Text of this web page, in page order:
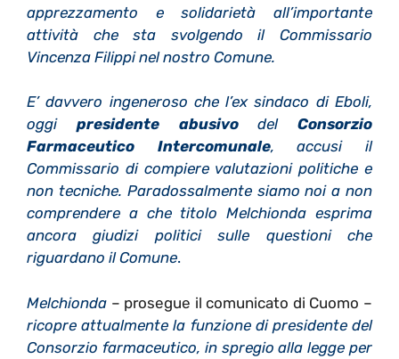
apprezzamento e solidarietà all’importante
attività che sta svolgendo il Commissario
Vincenza Filippi nel nostro Comune.
E’ davvero ingeneroso che l’ex sindaco di Eboli,
oggi presidente abusivodel Consorzio
Farmaceutico Intercomunale, accusi il
Commissario di compiere valutazioni politiche e
non tecniche. Paradossalmente siamo noi a non
comprendere a che titolo Melchionda esprima
ancora giudizi politici sulle questioni che
riguardano il Comune.
Melchionda – prosegue il comunicato di Cuomo –
ricopre attualmente la funzione di presidente del
Consorzio farmaceutico, in spregio alla legge per